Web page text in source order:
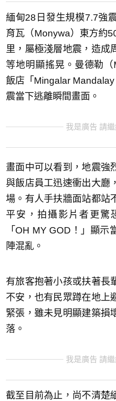
緬甸28日發生規模7.7強
育瓦（Monywa）東方約
里，屬極淺層地震，造成
等地明顯搖晃。曼德勒
飯店「Mingalar
震當下逃離瞬間畫面。
我是廣告 請
畫面中可以看到，地震強
與飯店員工迅速衝出大廳
場。有人手扶牆面站都站
平安，拍攝影片者更驚
「OH MY GOD！」顯
陣混亂。
有旅客抱著小孩或扶著長
不安，也有民眾蹲在地上
緊張，雖未見明顯建築損
落。
我是廣告 請
截至目前為止，尚不清楚